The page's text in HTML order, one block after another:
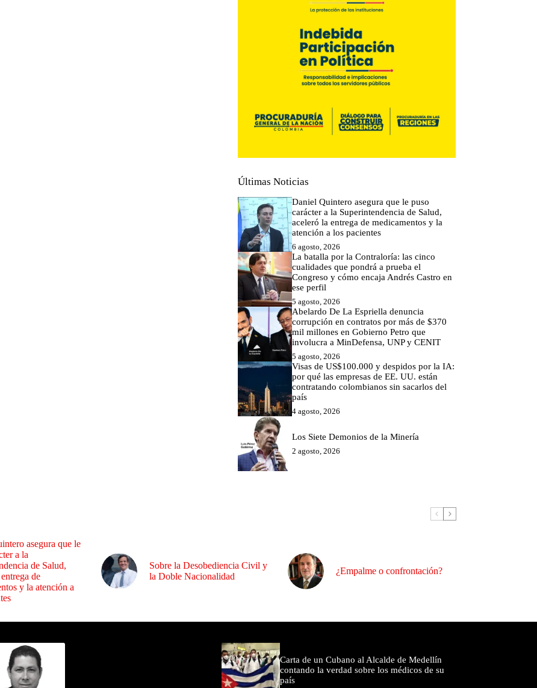
Últimas Noticias
Daniel Quintero asegura que le puso
carácter a la Superintendencia de Salud,
aceleró la entrega de medicamentos y la
atención a los pacientes
6 agosto, 2026
La batalla por la Contraloría: las cinco
cualidades que pondrá a prueba el
Congreso y cómo encaja Andrés Castro en
ese perfil
5 agosto, 2026
Abelardo De La Espriella denuncia
corrupción en contratos por más de $370
mil millones en Gobierno Petro que
involucra a MinDefensa, UNP y CENIT
5 agosto, 2026
Visas de US$100.000 y despidos por la IA:
por qué las empresas de EE. UU. están
contratando colombianos sin sacarlos del
país
4 agosto, 2026
Los Siete Demonios de la Minería
2 agosto, 2026
asegura que le
a la
de Salud,
de
y la atención a
Sobre la Desobediencia Civil y
la Doble Nacionalidad
¿Empalme o confrontación?
Carta de un Cubano al Alcalde de Medellín
contando la verdad sobre los médicos de su
país